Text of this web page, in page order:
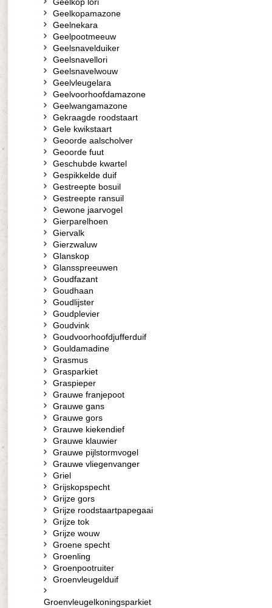
Geelkopamazone
Geelnekara
Geelpootmeeuw
Geelsnavelduiker
Geelsnavellori
Geelsnavelwouw
Geelvleugelara
Geelvoorhoofdamazone
Geelwangamazone
Gekraagde roodstaart
Gele kwikstaart
Geoorde aalscholver
Geoorde fuut
Geschubde kwartel
Gespikkelde duif
Gestreepte bosuil
Gestreepte ransuil
Gewone jaarvogel
Gierparelhoen
Giervalk
Gierzwaluw
Glanskop
Glansspreeuwen
Goudfazant
Goudhaan
Goudlijster
Goudplevier
Goudvink
Goudvoorhoofdjufferduif
Gouldamadine
Grasmus
Grasparkiet
Graspieper
Grauwe franjepoot
Grauwe gans
Grauwe gors
Grauwe kiekendief
Grauwe klauwier
Grauwe pijlstormvogel
Grauwe vliegenvanger
Griel
Grijskopspecht
Grijze gors
Grijze roodstaartpapegaai
Grijze tok
Grijze wouw
Groene specht
Groenling
Groenpootruiter
Groenvleugelduif
Groenvleugelkoningsparkiet